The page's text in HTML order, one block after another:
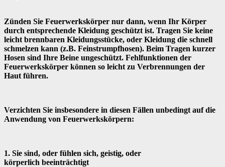
Zünden Sie Feuerwerkskörper nur dann, wenn Ihr Körper
durch entsprechende Kleidung geschützt ist. Tragen Sie keine
leicht brennbaren Kleidungsstücke, oder Kleidung die schnell
schmelzen kann (z.B. Feinstrumpfhosen). Beim Tragen kurzer
Hosen sind Ihre Beine ungeschützt. Fehlfunktionen der
Feuerwerkskörper können so leicht zu Verbrennungen der
Haut führen.
Verzichten Sie insbesondere in diesen Fällen unbedingt auf die
Anwendung von Feuerwerkskörpern:
1. Sie sind, oder fühlen sich, geistig, oder
körperlich beeinträchtigt